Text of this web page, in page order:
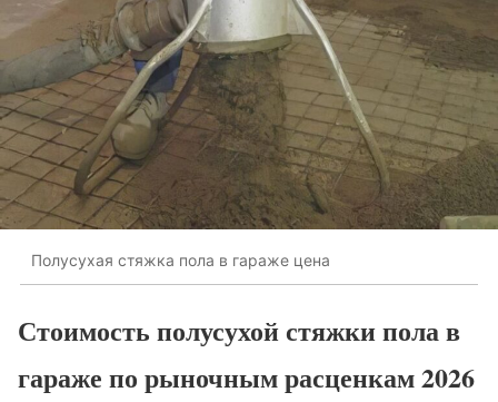
Полусухая стяжка пола в гараже цена
Стоимость полусухой стяжки пола в
гараже по рыночным расценкам 2026